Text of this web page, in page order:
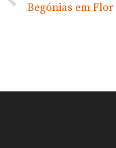
Begónias em Flor